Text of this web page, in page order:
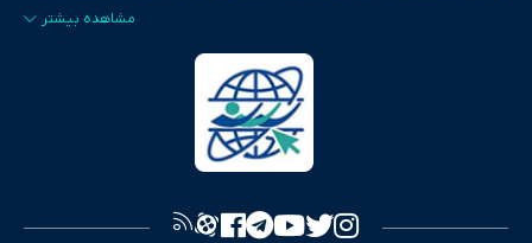
ایران و جهان را در قالب‌های ویدیو، پادکست، متن و گزارش‌های تحلیلی
پایش می‌کند. این رسانه به عنوان منبعی دقیق و قابل اعتماد، فراتر از
اطلاع‌رسانی صرف، به تبیین سیاست‌ها و کارکردهای بازارهای مالی،
سرمایه‌گذاری، تجارت و حوزه‌های نوظهور می‌پردازد. اکوایران با پایبندی
به اصول «انصاف، امانت و صداقت»، بستری برای انعکاس آراء متنوع
تصویری شفاف از واقعیت‌های اقتصادی ارائه دهد. ما در اکوایران با